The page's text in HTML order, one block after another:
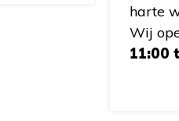
harte
Wij
11:00